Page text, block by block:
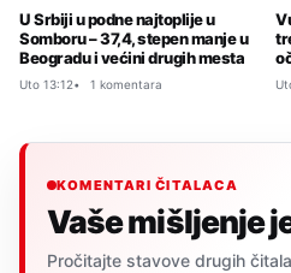
U Srbiji u podne najtoplije u
Somboru – 37,4, stepen manje u
Beogradu i većini drugih mesta
Uto 13:12 1 komentara
KOMENTARI ČITALACA
Vaše mišljenje
Pročitajte stavove drugih